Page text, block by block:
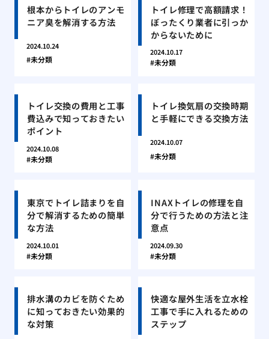
根本からトイレのアンモ
ニア臭を解消する方法
2024.10.24
未分類
トイレ修理で高額請求！
ぼったくり業者に引っか
からないために
2024.10.17
未分類
トイレ交換の費用と工事
費込みで知っておきたい
ポイント
2024.10.08
未分類
トイレ換気扇の交換時期
と手軽にできる交換方法
2024.10.07
未分類
東京でトイレ詰まりを自
分で解消するための簡単
な方法
2024.10.01
未分類
INAXトイレの修理を自
分で行うための方法と注
意点
2024.09.30
未分類
排水溝のカビを防ぐため
に知っておきたい効果的
な対策
快適な屋外生活を立水栓
工事で手に入れるための
ステップ